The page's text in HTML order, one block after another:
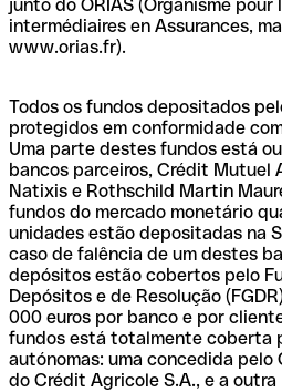
junto do ORIAS (Organisme pour
intermédiaires en Assurances,
www.orias.fr).
Todos os fundos depositados
protegidos em conformidade
Uma parte destes fundos está
bancos parceiros, Crédit Mutuel
Natixis e Rothschild Martin
fundos do mercado monetário
unidades estão depositadas na
caso de falência de um destes
depósitos estão cobertos pelo
Depósitos e de Resolução
000 euros por banco e por
fundos está totalmente coberta
autónomas: uma concedida
do Crédit Agricole S.A., e a outra